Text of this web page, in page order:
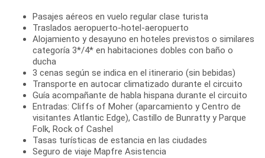
Pasajes aéreos en vuelo regular clase turista
Traslados aeropuerto-hotel-aeropuerto
Alojamiento y desayuno en hoteles previstos o similares
categoría 3*/4* en habitaciones dobles con baño o
ducha
3 cenas según se indica en el itinerario (sin bebidas)
Transporte en autocar climatizado durante el circuito
Guía acompañante de habla hispana durante el circuito
Entradas: Cliffs of Moher (aparcamiento y Centro de
visitantes Atlantic Edge), Castillo de Bunratty y Parque
Folk, Rock of Cashel
Tasas turísticas de estancia en las ciudades
Seguro de viaje Mapfre Asistencia